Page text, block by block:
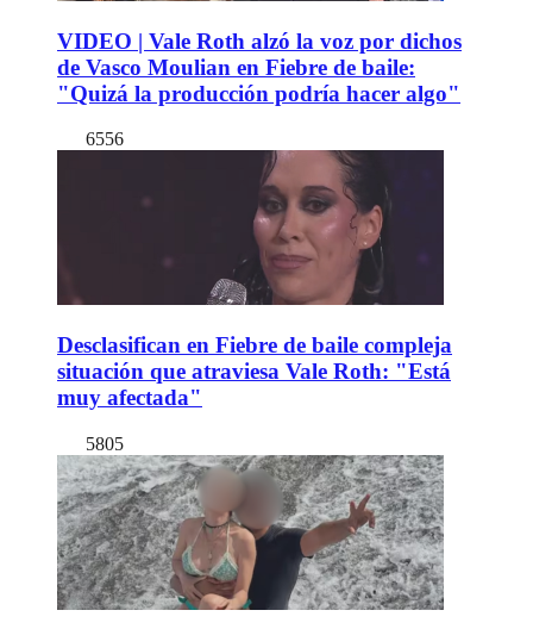
VIDEO | Vale Roth alzó la voz por dichos
de Vasco Moulian en Fiebre de baile:
"Quizá la producción podría hacer algo"
6556
Desclasifican en Fiebre de baile compleja
situación que atraviesa Vale Roth: "Está
muy afectada"
5805